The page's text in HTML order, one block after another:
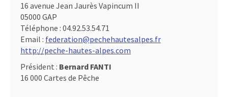
16 avenue Jean Jaurès Vapincum II
05000 GAP
Téléphone : 04.92.53.54.71
Email : federation@pechehautesalpes.fr
http://peche-hautes-alpes.com
Président : Bernard FANTI
16 000 Cartes de Pêche